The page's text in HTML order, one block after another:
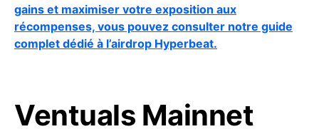
gains et maximiser votre exposition aux
récompenses, vous pouvez consulter notre guide
complet dédié à l’airdrop Hyperbeat.
Ventuals Mainnet